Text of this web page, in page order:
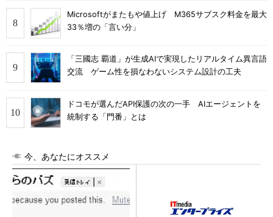
Microsoftがまたもや値上げ M365サブスク料金を最大
33％増の「言い分」
「三國志 覇道」が生成AIで実現したリアルタイム異言語
交流 ゲーム性を損なわないシステム設計の工夫
ドコモが選んだAPI保護の次の一手 AIエージェントを
統制する「門番」とは
今、あなたにオススメ